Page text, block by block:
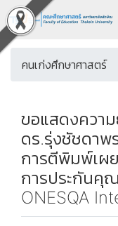
คนเก่งศึกษาศาสตร์
ขอแสดงควา
ดร.รุ่งชัชดาพ
การตีพิมพ์เผ
การประกันคุ
ONESQA